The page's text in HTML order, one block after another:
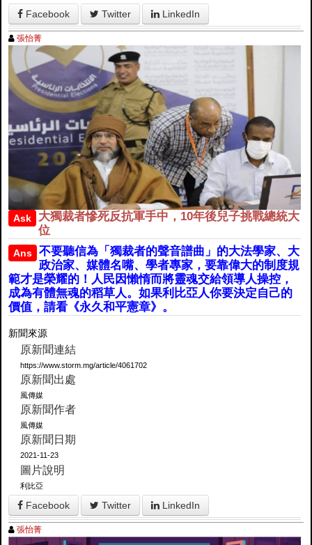
Facebook Twitter LinkedIn
張怡菁
Ask
大獨裁者慘死反抗軍手中，10年後兒子挑戰總統大
位
Ans
不要聽信為「獨裁者的聲音譜曲」的大法學家、大
政治家、媒體名嘴、學者專家，要靠偉大的制度規
範才是榮耀的！人民因懶惰而將靈魂交給領導人操控，
成為有體無魂的稻草人。如果利比亞人你要決定自己的
價值，請看《永久和平憲章》。
新聞來源
原新聞連結
https://www.storm.mg/article/4061702
原新聞出處
風傳媒
原新聞作者
風傳媒
原新聞日期
2021-11-23
圖片說明
利比亞
Facebook Twitter LinkedIn
張怡菁